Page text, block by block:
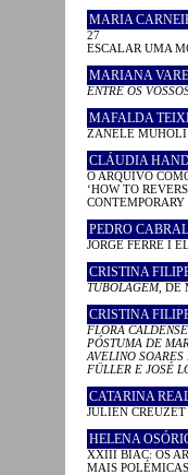
MARIA
27
ESCALAR UMA
MARIANA
ENTRE OS
MAFALDA
ZANELE MUHOLI
CLÁUDIA
O ARQUIVO
‘HOW TO
PEDRO
JORGE FERRÉ I
CRISTINA
TUBOLAGEM, DE
CRISTINA
FLORA
PÓSTUMA DE
AVELINO
FÜLLER E JOSÉ
CATARINA
JULIEN
HELENA
XXIII BIAC: OS
MAIS